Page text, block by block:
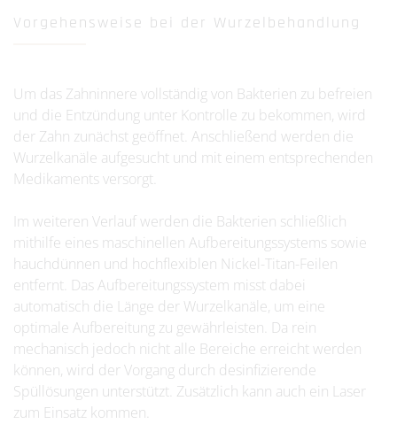
Vorgehensweise bei der Wurzelbehandlung
Um das Zahninnere vollständig von Bakterien zu befreien
und die Entzündung unter Kontrolle zu bekommen, wird
der Zahn zunächst geöffnet. Anschließend werden die
Wurzelkanäle aufgesucht und mit einem entsprechenden
Medikaments versorgt.
Im weiteren Verlauf werden die Bakterien schließlich
mithilfe eines maschinellen Aufbereitungssystems sowie
hauchdünnen und hochflexiblen Nickel-Titan-Feilen
entfernt. Das Aufbereitungssystem misst dabei
automatisch die Länge der Wurzelkanäle, um eine
optimale Aufbereitung zu gewährleisten. Da rein
mechanisch jedoch nicht alle Bereiche erreicht werden
können, wird der Vorgang durch desinfizierende
Spüllösungen unterstützt. Zusätzlich kann auch ein Laser
zum Einsatz kommen.